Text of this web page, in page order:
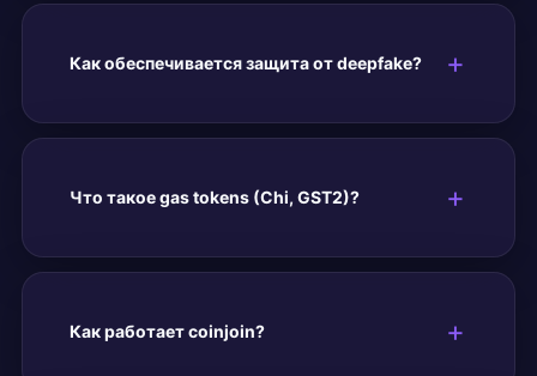
Как обеспечивается защита от deepfake?
Что такое gas tokens (Chi, GST2)?
Как работает coinjoin?